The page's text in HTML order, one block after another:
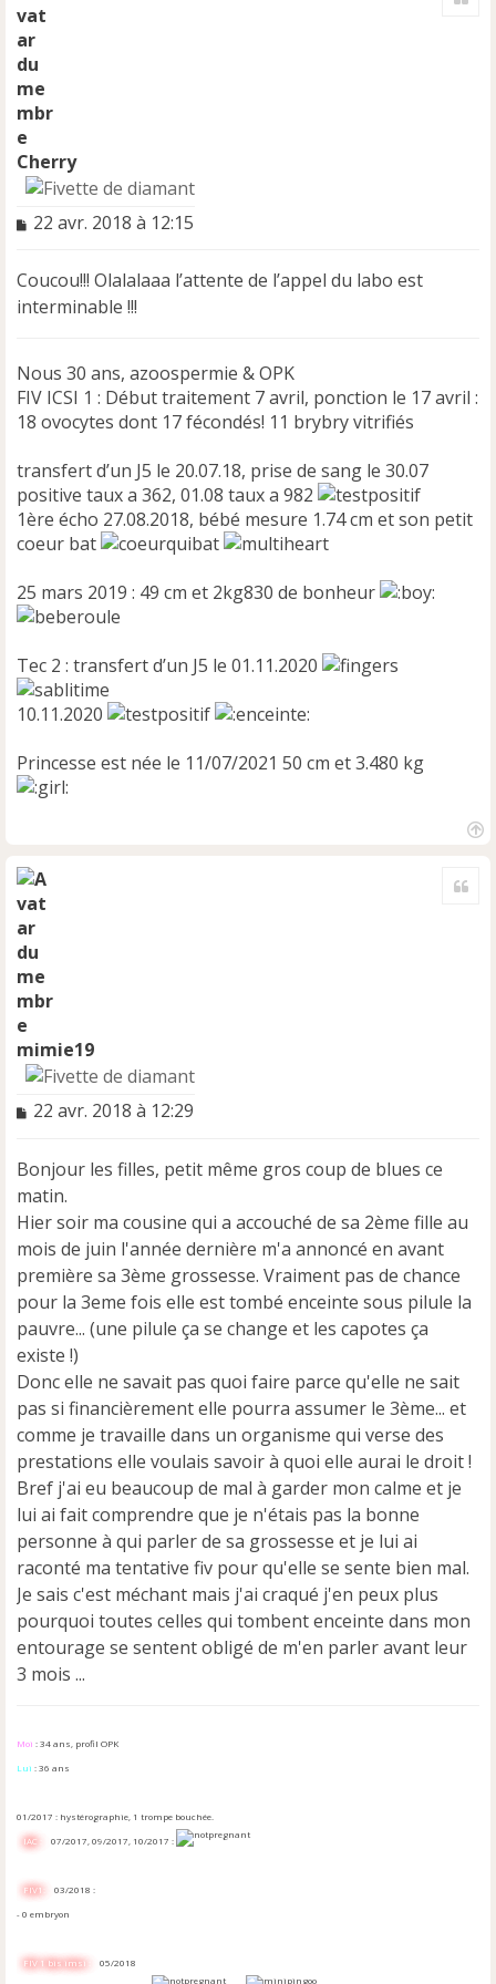
Cherry
M
s
a
n
o
n
l
22 avr. 2018 à 12:15
Coucou!!! Olalalaaa l’attente de l’appel du labo est
interminable !!!
Nous 30 ans, azoospermie & OPK
FIV ICSI 1 : Début traitement 7 avril, ponction le 17 avril :
18 ovocytes dont 17 fécondés! 11 brybry vitrifiés
transfert d’un J5 le 20.07.18, prise de sang le 30.07
positive taux a 362, 01.08 taux a 982
1ère écho 27.08.2018, bébé mesure 1.74 cm et son petit
coeur bat
25 mars 2019 : 49 cm et 2kg830 de bonheur
Tec 2 : transfert d’un J5 le 01.11.2020
10.11.2020
Princesse est née le 11/07/2021 50 cm et 3.480 kg
mimie19
M
s
a
g
e
n
o
n
l
u
22 avr. 2018 à 12:29
Bonjour les filles, petit même gros coup de blues ce
matin.
Hier soir ma cousine qui a accouché de sa 2ème fille au
mois de juin l'année dernière m'a annoncé en avant
première sa 3ème grossesse. Vraiment pas de chance
pour la 3eme fois elle est tombé enceinte sous pilule la
pauvre... (une pilule ça se change et les capotes ça
existe !)
Donc elle ne savait pas quoi faire parce qu'elle ne sait
pas si financièrement elle pourra assumer le 3ème... et
comme je travaille dans un organisme qui verse des
prestations elle voulais savoir à quoi elle aurai le droit !
Bref j'ai eu beaucoup de mal à garder mon calme et je
lui ai fait comprendre que je n'étais pas la bonne
personne à qui parler de sa grossesse et je lui ai
raconté ma tentative fiv pour qu'elle se sente bien mal.
Je sais c'est méchant mais j'ai craqué j'en peux plus
pourquoi toutes celles qui tombent enceinte dans mon
entourage se sentent obligé de m'en parler avant leur
3 mois ...
Moi : 34 ans, profil OPK
Lui : 36 ans
01/2017 : hystérographie, 1 trompe bouchée.
IAC :
07/2017, 09/2017, 10/2017 :
FIV1:
03/2018 :
- 0 embryon
FIV 1 bis imsi :
05/2018